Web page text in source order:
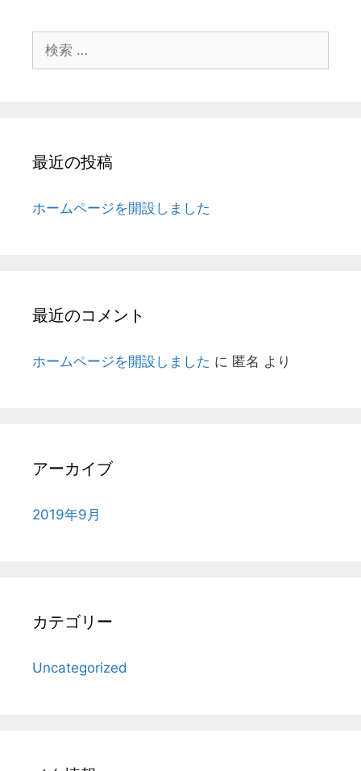
索:
最近の投稿
ホームページを開設しました
最近のコメント
ホームページを開設しました に 匿名 より
アーカイブ
2019年9月
カテゴリー
Uncategorized